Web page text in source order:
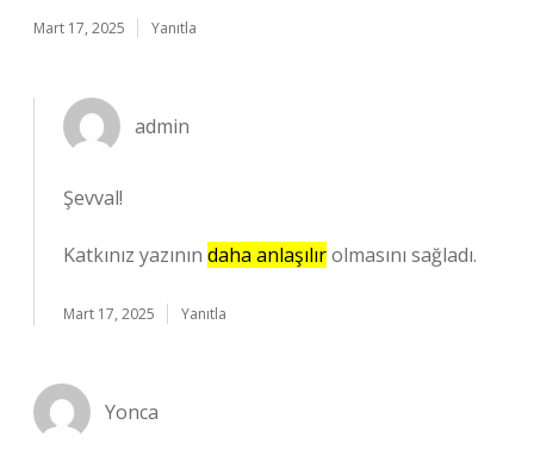
Mart 17, 2025 Yanıtla
admin
Şevval!
Katkınız yazının daha anlaşılırolmasını sağladı.
Mart 17, 2025 Yanıtla
Yonca